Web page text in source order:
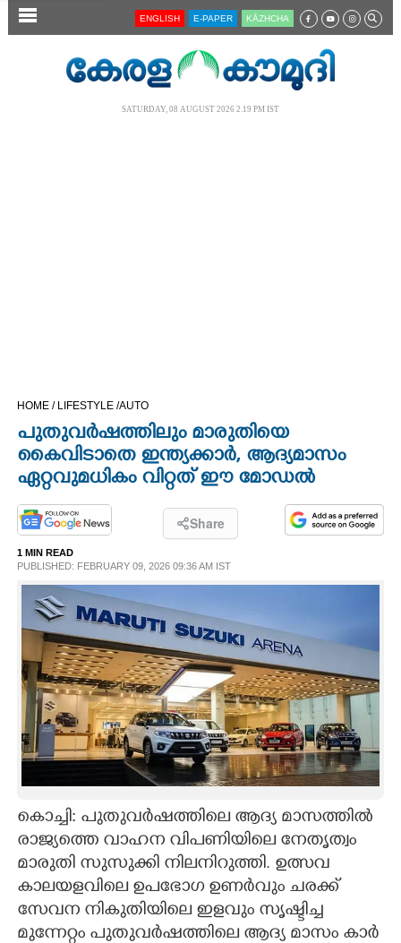
SECTIONS
OPINION
PHOTOS
LIFESTYLE
SPIRITUAL
INFO+
ART
CARTOONS
LITERATURE
ZOOM
ENGLISH E-PAPER KĀZHCHA
SATURDAY, 08 AUGUST 2026 2.19 PM IST
HOME / LIFESTYLE /AUTO
പുതുവർഷത്തിലും മാരുതിയെ
കൈവിടാതെ ഇന്ത്യക്കാർ, ആദ്യമാസം
ഏറ്റവുമധികം വിറ്റത് ഈ മോഡൽ
Share
1 MIN READ
PUBLISHED: FEBRUARY 09, 2026 09:36 AM IST
കൊച്ചി: പുതുവർഷത്തിലെ ആദ്യ മാസത്തിൽ
രാജ്യത്തെ വാഹന വിപണിയിലെ നേതൃത്വം
മാരുതി സുസുക്കി നിലനിറുത്തി. ഉത്സവ
കാലയളവിലെ ഉപഭോഗ ഉണർവും ചരക്ക്
സേവന നികുതിയിലെ ഇളവും സൃഷ്ടിച്ച
മുന്നേറ്റം പുതുവർഷത്തിലെ ആദ്യ മാസം കാർ